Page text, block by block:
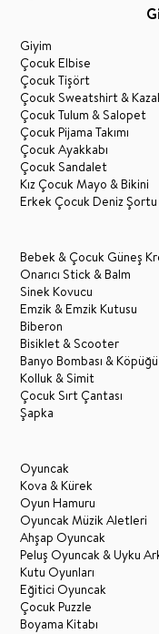
Giyim
Çocuk Elbise
Çocuk Tişört
Çocuk Sweatshirt &
Çocuk Tulum & Salopet
Çocuk Pijama Takımı
Çocuk Ayakkabı
Çocuk Sandalet
Kız Çocuk Mayo & Bikini
Erkek Çocuk Deniz Şortu
Bebek & Çocuk Güneş
Onarıcı Stick & Balm
Sinek Kovucu
Emzik & Emzik Kutusu
Biberon
Bisiklet & Scooter
Banyo Bombası & Köpüğü
Kolluk & Simit
Çocuk Sırt Çantası
Şapka
Oyuncak
Kova & Kürek
Oyun Hamuru
Oyuncak Müzik Aletleri
Ahşap Oyuncak
Peluş Oyuncak & Uyku
Kutu Oyunları
Eğitici Oyuncak
Çocuk Puzzle
Boyama Kitabı